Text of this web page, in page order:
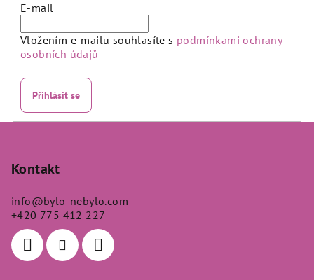
E-mail
Vložením e-mailu souhlasíte s podmínkami ochrany
osobních údajů
Přihlásit se
Kontakt
info@bylo-nebylo.com
+420 775 412 227